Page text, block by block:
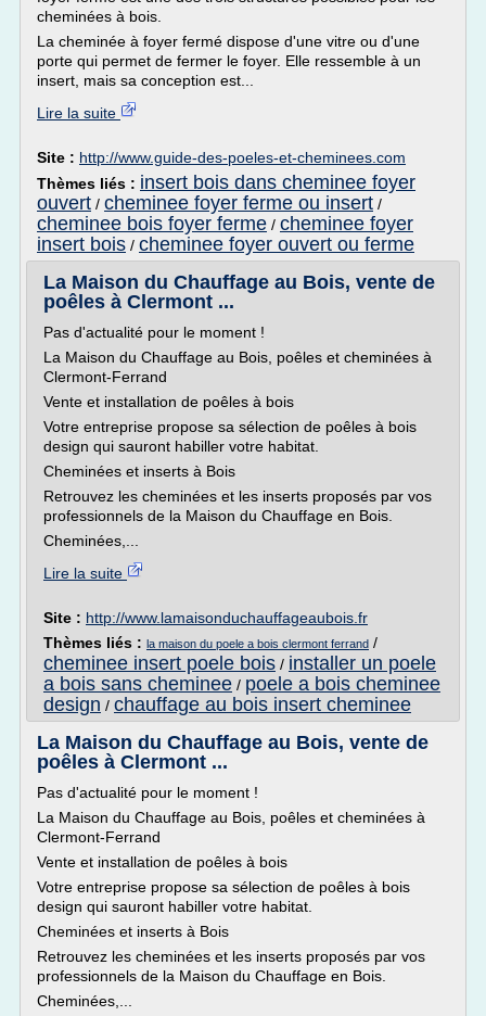
cheminées à bois.
La cheminée à foyer fermé dispose d'une vitre ou d'une
porte qui permet de fermer le foyer. Elle ressemble à un
insert, mais sa conception est...
Lire la suite
Site : http://www.guide-des-poeles-et-cheminees.com
Thèmes liés : insert bois dans cheminee foyer
ouvert / cheminee foyer ferme ou insert /
cheminee bois foyer ferme / cheminee foyer
insert bois / cheminee foyer ouvert ou ferme
La Maison du Chauffage au Bois, vente de
poêles à Clermont ...
Pas d'actualité pour le moment !
La Maison du Chauffage au Bois, poêles et cheminées à
Clermont-Ferrand
Vente et installation de poêles à bois
Votre entreprise propose sa sélection de poêles à bois
design qui sauront habiller votre habitat.
Cheminées et inserts à Bois
Retrouvez les cheminées et les inserts proposés par vos
professionnels de la Maison du Chauffage en Bois.
Cheminées,...
Lire la suite
Site : http://www.lamaisonduchauffageaubois.fr
Thèmes liés : la maison du poele a bois clermont ferrand /
cheminee insert poele bois / installer un poele
a bois sans cheminee / poele a bois cheminee
design / chauffage au bois insert cheminee
La Maison du Chauffage au Bois, vente de
poêles à Clermont ...
Pas d'actualité pour le moment !
La Maison du Chauffage au Bois, poêles et cheminées à
Clermont-Ferrand
Vente et installation de poêles à bois
Votre entreprise propose sa sélection de poêles à bois
design qui sauront habiller votre habitat.
Cheminées et inserts à Bois
Retrouvez les cheminées et les inserts proposés par vos
professionnels de la Maison du Chauffage en Bois.
Cheminées,...